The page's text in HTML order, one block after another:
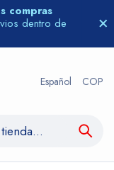
compras
dentro de
Español COP